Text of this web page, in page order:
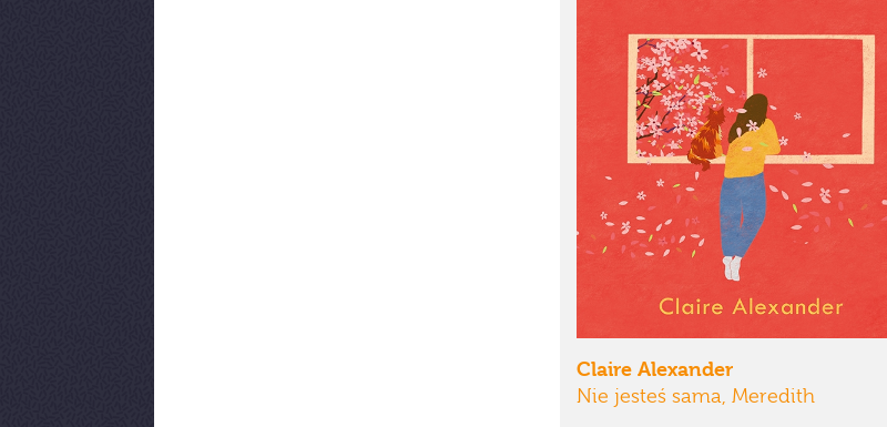
Claire Alexander
Nie jesteś sama, Meredith